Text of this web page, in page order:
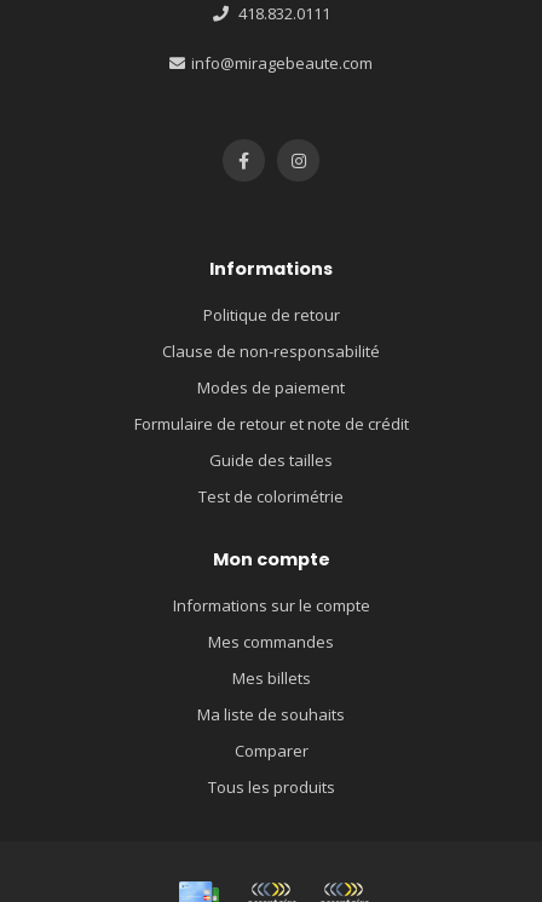
418.832.0111
info@miragebeaute.com
Informations
Politique de retour
Clause de non-responsabilité
Modes de paiement
Formulaire de retour et note de crédit
Guide des tailles
Test de colorimétrie
Mon compte
Informations sur le compte
Mes commandes
Mes billets
Ma liste de souhaits
Comparer
Tous les produits